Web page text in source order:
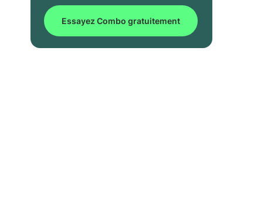
Essayez Combo gratuitement